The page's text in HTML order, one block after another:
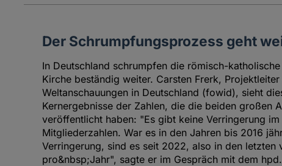
Der Schrumpfungsprozess geht
In Deutschland schrumpfen die römisch-
Kirche beständig weiter. Carsten Frerk,
Weltanschauungen in Deutschland (fowid), sieht
Kernergebnisse der Zahlen, die die beiden großen
veröffentlicht haben: "Es gibt keine Verringerung
Mitgliederzahlen. War es in den Jahren bis 2016
Verringerung, sind es seit 2022, also in den letzten
pro&nbsp;Jahr", sagte er im Gespräch mit dem hpd.